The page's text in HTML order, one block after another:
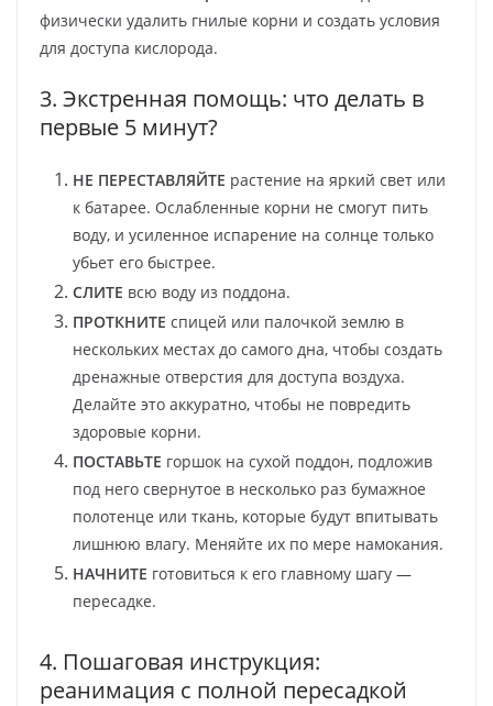
физически удалить гнилые корни и создать условия
для доступа кислорода.
3. Экстренная помощь: что делать в
первые 5 минут?
НЕ ПЕРЕСТАВЛЯЙТЕ растение на яркий свет или
к батарее. Ослабленные корни не смогут пить
воду, и усиленное испарение на солнце только
убьет его быстрее.
СЛИТЕ всю воду из поддона.
ПРОТКНИТЕ спицей или палочкой землю в
нескольких местах до самого дна, чтобы создать
дренажные отверстия для доступа воздуха.
Делайте это аккуратно, чтобы не повредить
здоровые корни.
ПОСТАВЬТЕ горшок на сухой поддон, подложив
под него свернутое в несколько раз бумажное
полотенце или ткань, которые будут впитывать
лишнюю влагу. Меняйте их по мере намокания.
НАЧНИТЕ готовиться к его главному шагу —
пересадке.
4. Пошаговая инструкция:
реанимация с полной пересадкой